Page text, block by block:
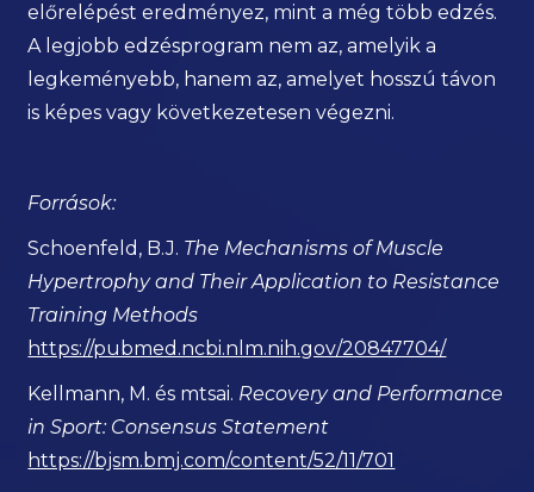
előrelépést eredményez, mint a még több edzés.
A legjobb edzésprogram nem az, amelyik a
legkeményebb, hanem az, amelyet hosszú távon
is képes vagy következetesen végezni.
Források:
Schoenfeld, B.J. The Mechanisms of Muscle
Hypertrophy and Their Application to Resistance
Training Methods
https://pubmed.ncbi.nlm.nih.gov/20847704/
Kellmann, M. és mtsai. Recovery and Performance
in Sport: Consensus Statement
https://bjsm.bmj.com/content/52/11/701